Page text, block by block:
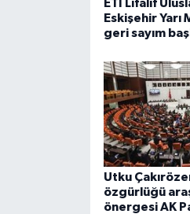
ETİ Lifalif
Eskişehir Yarı
geri sayım
Utku
özgürlüğü
önergesi AK